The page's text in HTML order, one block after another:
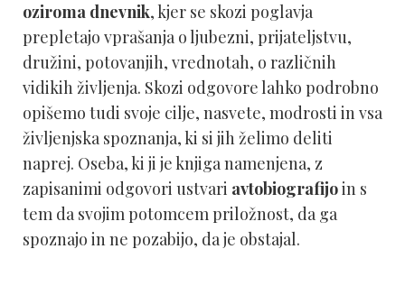
oziroma dnevnik, kjer se skozi poglavja
prepletajo vprašanja o ljubezni, prijateljstvu,
družini, potovanjih, vrednotah, o različnih
vidikih življenja. Skozi odgovore lahko podrobno
opišemo tudi svoje cilje, nasvete, modrosti in vsa
življenjska spoznanja, ki si jih želimo deliti
naprej. Oseba, ki ji je knjiga namenjena, z
zapisanimi odgovori ustvari avtobiografijoin s
tem da svojim potomcem priložnost, da ga
spoznajo in ne pozabijo, da je obstajal.